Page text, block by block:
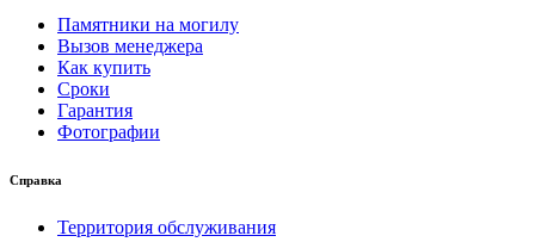
Памятники на могилу
Вызов менеджера
Как купить
Сроки
Гарантия
Фотографии
Справка
Территория обслуживания